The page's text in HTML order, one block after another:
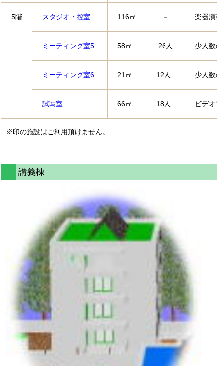
5階 スタジオ・控室 116㎡ － 楽器演
ミーティング室5 58㎡ 26人 少人数
ミーティング室6 21㎡ 12人 少人数
試写室 66㎡ 18人 ビデオ
※印の施設はご利用頂けません。
講義棟